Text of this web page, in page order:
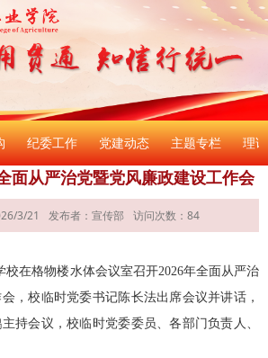
纪委工作 党建动态 主题专栏 理
面从严治党暨党风廉政建设工作会
3/21 发布者：宣传部 访问次数： 84
校在格物楼水体会议室召开2026年全面从严治
会，校临时党委书记陈长法出席会议并讲话，
主持会议，校临时党委委员、各部门负责人、